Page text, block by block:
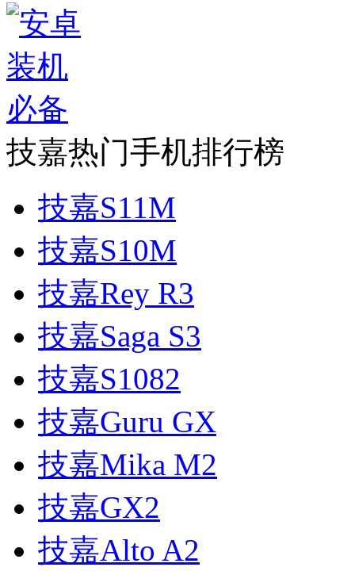
技嘉热门手机排行榜
技嘉S11M
技嘉S10M
技嘉Rey R3
技嘉Saga S3
技嘉S1082
技嘉Guru GX
技嘉Mika M2
技嘉GX2
技嘉Alto A2